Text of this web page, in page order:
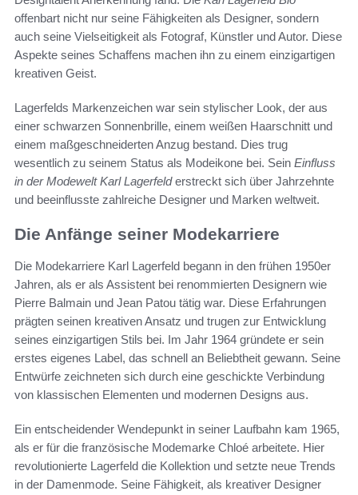
offenbart nicht nur seine Fähigkeiten als Designer, sondern
auch seine Vielseitigkeit als Fotograf, Künstler und Autor. Diese
Aspekte seines Schaffens machen ihn zu einem einzigartigen
kreativen Geist.
Lagerfelds Markenzeichen war sein stylischer Look, der aus
einer schwarzen Sonnenbrille, einem weißen Haarschnitt und
einem maßgeschneiderten Anzug bestand. Dies trug
wesentlich zu seinem Status als Modeikone bei. Sein Einfluss
in der Modewelt Karl Lagerfelderstreckt sich über Jahrzehnte
und beeinflusste zahlreiche Designer und Marken weltweit.
Die Anfänge seiner Modekarriere
Die Modekarriere Karl Lagerfeld begann in den frühen 1950er
Jahren, als er als Assistent bei renommierten Designern wie
Pierre Balmain und Jean Patou tätig war. Diese Erfahrungen
prägten seinen kreativen Ansatz und trugen zur Entwicklung
seines einzigartigen Stils bei. Im Jahr 1964 gründete er sein
erstes eigenes Label, das schnell an Beliebtheit gewann. Seine
Entwürfe zeichneten sich durch eine geschickte Verbindung
von klassischen Elementen und modernen Designs aus.
Ein entscheidender Wendepunkt in seiner Laufbahn kam 1965,
als er für die französische Modemarke Chloé arbeitete. Hier
revolutionierte Lagerfeld die Kollektion und setzte neue Trends
in der Damenmode. Seine Fähigkeit, als kreativer Designer